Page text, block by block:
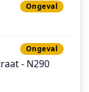
Ongeval
Ongeval
- N290